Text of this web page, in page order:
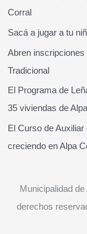
r
Corral
Sacá a jugar a tu
Abren
Tradicional
El Programa de
35 viviendas de
El Curso de
creciendo en Alpa
Municipalidad
derechos